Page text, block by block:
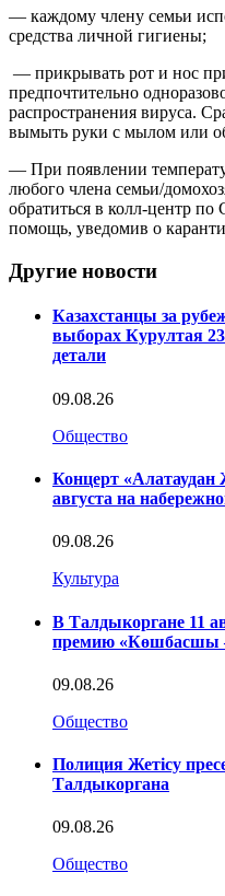
— каждому члену семьи
средства личной гигиены;
— прикрывать рот и нос
предпочтительно
распространения вируса.
вымыть руки с мылом или
— При появлении
любого члена семьи/
обратиться в колл-центр
помощь, уведомив о
Другие новости
Казахстанцы за
выборах Курултая
детали
09.08.26
Общество
Концерт «Алатаудан
августа на
09.08.26
Культура
В Талдыкоргане 11
премию «Көшбасшы
09.08.26
Общество
Полиция Жетісу
Талдыкоргана
09.08.26
Общество